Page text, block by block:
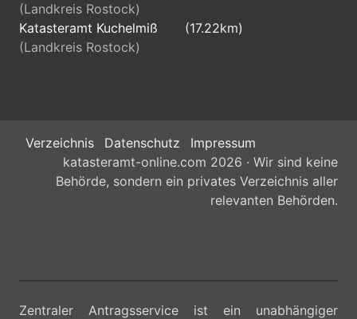
(Landkreis Rostock)
Katasteramt Kuchelmiß
(17.22km)
(Landkreis Rostock)
Verzeichnis Datenschutz
Impressum
katasteramt-online.com 2026 · Wir sind keine
Behörde, sondern ein privates Verzeichnis aller
relevanten Behörden.
Zentraler Antragsservice ist ein unabhängiger